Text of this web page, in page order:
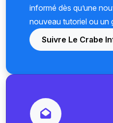
informé dès qu’une
nouveau tutoriel ou un
Suivre Le Crabe